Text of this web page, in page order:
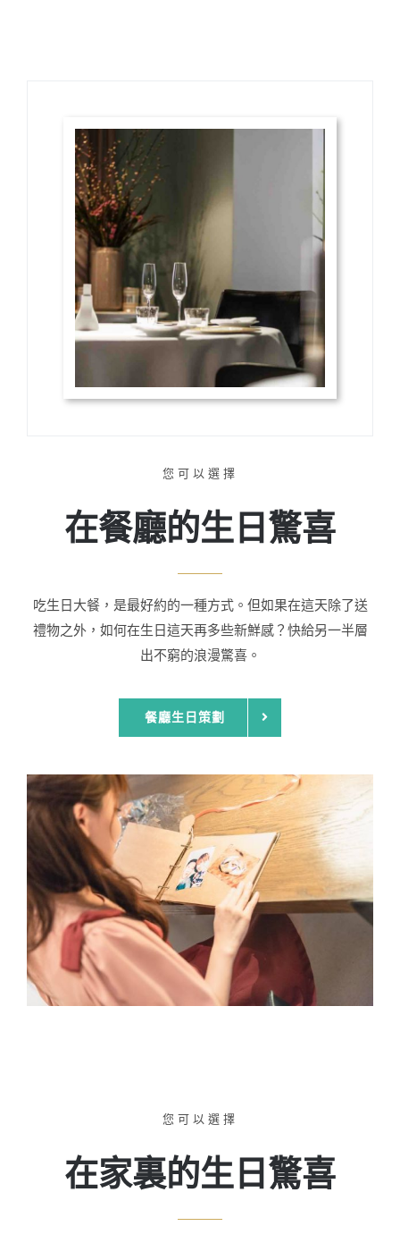
您可以選擇
在餐廳的生日驚喜
吃生日大餐，是最好約的一種方式。但如果在這天除了送
禮物之外，如何在生日這天再多些新鮮感？快給另一半層
出不窮的浪漫驚喜。
餐廳生日策劃
您可以選擇
在家裏的生日驚喜